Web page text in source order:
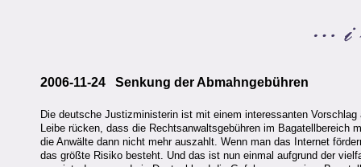
2006-11-24 Senkung der Abmahngebühren
Die deutsche Justizministerin ist mit einem interessanten
Leibe rücken, dass die Rechtsanwaltsgebühren im
die Anwälte dann nicht mehr auszahlt. Wenn man das Internet
das größte Risiko besteht. Und das ist nun einmal aufgrund der